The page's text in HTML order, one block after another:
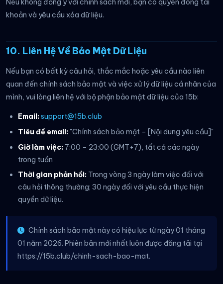
Nếu không đồng ý với chính sách mới, bạn có quyền đóng tài
khoản và yêu cầu xóa dữ liệu.
10. Liên Hệ Về Bảo Mật Dữ Liệu
Nếu bạn có bất kỳ câu hỏi, thắc mắc hoặc yêu cầu nào liên
quan đến chính sách bảo mật và việc xử lý dữ liệu cá nhân của
mình, vui lòng liên hệ với bộ phận bảo mật dữ liệu của 15b:
Email:support@15b.club
Tiêu đề email: "Chính sách bảo mật – [Nội dung yêu cầu]"
Giờ làm việc: 7:00 – 23:00 (GMT+7), tất cả các ngày
trong tuần
Thời gian phản hồi: Trong vòng 3 ngày làm việc đối với
câu hỏi thông thường; 30 ngày đối với yêu cầu thực hiện
quyền dữ liệu.
Chính sách bảo mật này có hiệu lực từ ngày 01 tháng
01 năm 2026. Phiên bản mới nhất luôn được đăng tải tại
https://15b.club/chinh-sach-bao-mat.